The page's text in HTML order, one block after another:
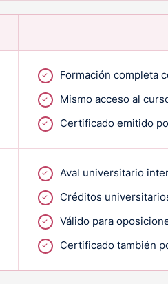
Formación completa
Mismo acceso al
Certificado emitido
Aval universitario
Créditos
Válido para
Certificado también